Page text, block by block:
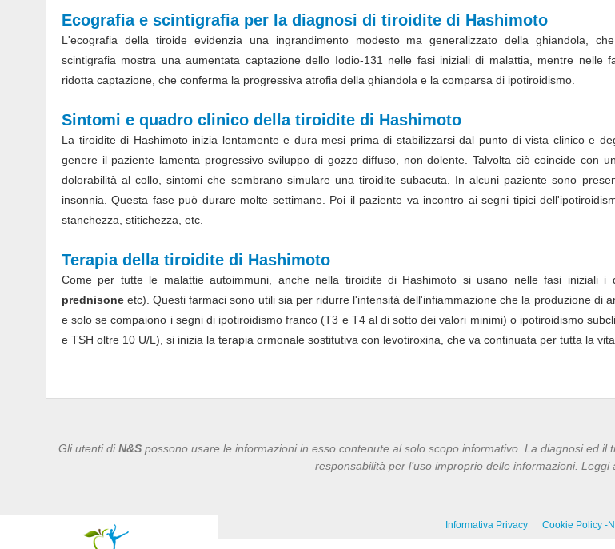
Ecografia e scintigrafia per la diagnosi di tiroidite di Hashimoto
L'ecografia della tiroide evidenzia una ingrandimento modesto ma generalizzato della ghiandola,
scintigrafia mostra una aumentata captazione dello Iodio-131 nelle fasi iniziali di malattia, mentre nelle
ridotta captazione, che conferma la progressiva atrofia della ghiandola e la comparsa di ipotiroidismo.
Sintomi e quadro clinico della tiroidite di Hashimoto
La tiroidite di Hashimoto inizia lentamente e dura mesi prima di stabilizzarsi dal punto di vista clinico e
genere il paziente lamenta progressivo sviluppo di gozzo diffuso, non dolente. Talvolta ciò coincide con
dolorabilità al collo, sintomi che sembrano simulare una tiroidite subacuta. In alcuni paziente sono
insonnia. Questa fase può durare molte settimane. Poi il paziente va incontro ai segni tipici
stanchezza, stitichezza, etc.
Terapia della tiroidite di Hashimoto
Come per tutte le malattie autoimmuni, anche nella tiroidite di Hashimoto si usano nelle fasi iniziali i
prednisone etc). Questi farmaci sono utili sia per ridurre l'intensità dell'infiammazione che la produzione di
e solo se compaiono i segni di ipotiroidismo franco (T3 e T4 al di sotto dei valori minimi) o ipotiroidismo
e TSH oltre 10 U/L), si inizia la terapia ormonale sostitutiva con levotiroxina, che va continuata per tutta la vita.
Gli utenti diN&S possono usare le informazioni in esso contenute al solo scopo informativo. La diagnosi ed
responsabilità per l’uso improprio delle informazioni. Leggi
Informativa Privacy Cookie Policy -